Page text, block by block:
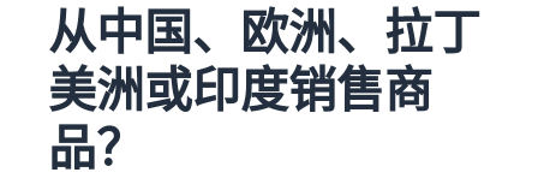
多。
在亚
马逊
商城
拓展
品牌
的指
外包
您的
供应
链
卖家
案例
了解卖
家如何
在亚马
逊商城
从中国、欧洲、拉丁
美洲或印度销售商
品？